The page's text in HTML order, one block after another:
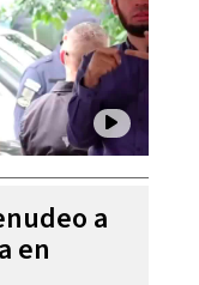
a
en